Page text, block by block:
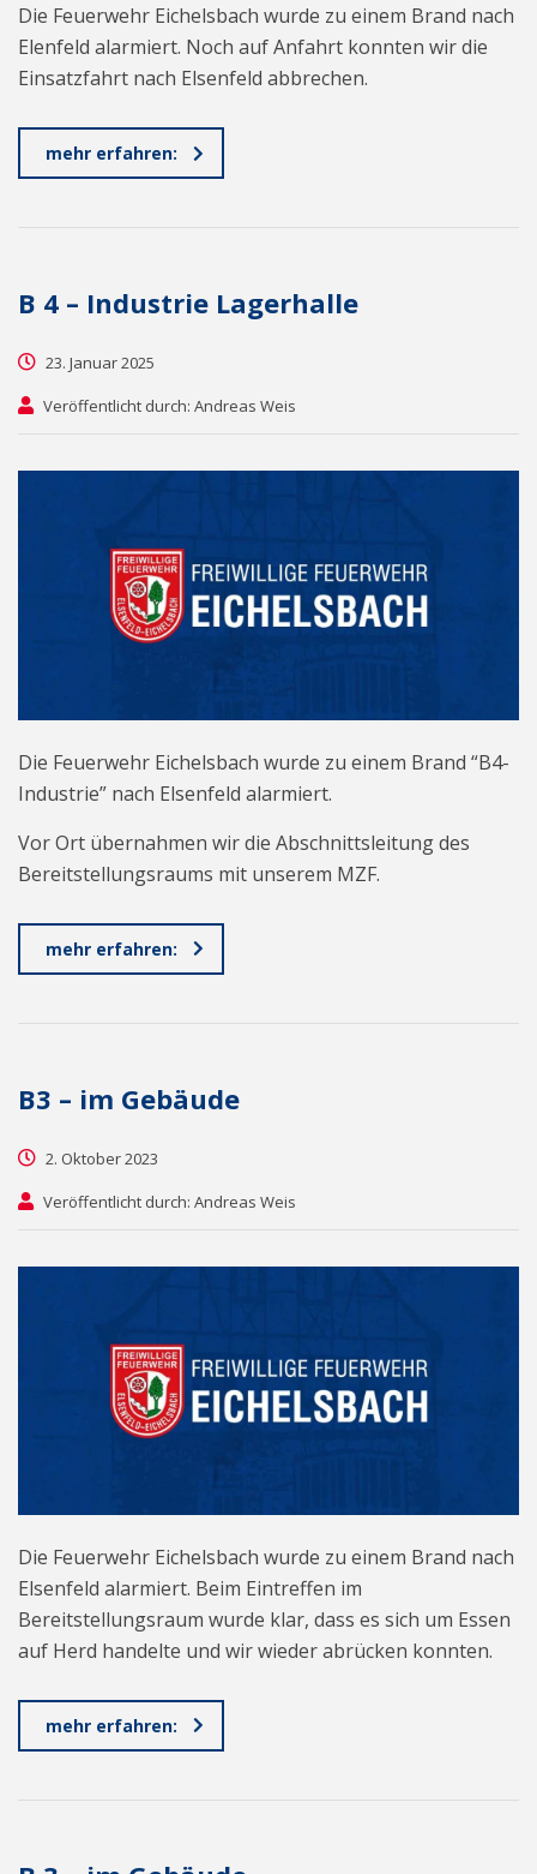
Die Feuerwehr Eichelsbach wurde zu einem Brand nach
Elenfeld alarmiert. Noch auf Anfahrt konnten wir die
Einsatzfahrt nach Elsenfeld abbrechen.
mehr erfahren:
B 4 – Industrie Lagerhalle
23. Januar 2025
Veröffentlicht durch: Andreas Weis
Die Feuerwehr Eichelsbach wurde zu einem Brand “B4-
Industrie” nach Elsenfeld alarmiert.
Vor Ort übernahmen wir die Abschnittsleitung des
Bereitstellungsraums mit unserem MZF.
mehr erfahren:
B3 – im Gebäude
2. Oktober 2023
Veröffentlicht durch: Andreas Weis
Die Feuerwehr Eichelsbach wurde zu einem Brand nach
Elsenfeld alarmiert. Beim Eintreffen im
Bereitstellungsraum wurde klar, dass es sich um Essen
auf Herd handelte und wir wieder abrücken konnten.
mehr erfahren: